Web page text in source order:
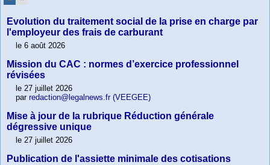
Evolution du traitement social de la prise en charge par
l'employeur des frais de carburant
le 6 août 2026
Mission du CAC : normes d’exercice professionnel
révisées
le 27 juillet 2026
par redaction@legalnews.fr (VEEGEE)
Mise à jour de la rubrique Réduction générale
dégressive unique
le 27 juillet 2026
Publication de l'assiette minimale des cotisations